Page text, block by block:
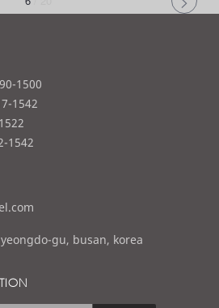
1500
1542
1542
gu, busan, korea